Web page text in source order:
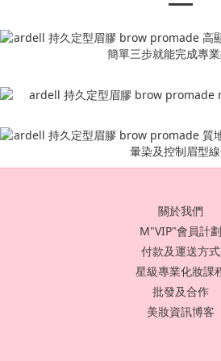
關於我們
M"VIP"會員計劃
付款及運送方式
星級專業化妝課
批發及合作
美妝資訊博客